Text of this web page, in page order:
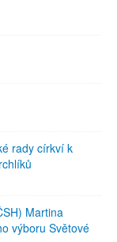
rady církví k
Martina
výboru Světové